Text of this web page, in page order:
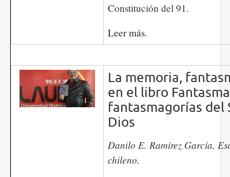
Constitución del 91.
Leer más.
La memoria,
en el libro
fantasmagorías del
Dios
​​​​​​Danilo E. Ramírez García,
chileno.